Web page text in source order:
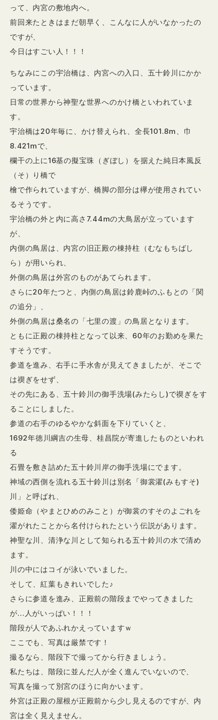
って、内宮の敷地内へ。
前回来たときはまだ朝早く、こんなに人がいなかったの
ですが、
今日はすごい人！！！
ちなみにこの宇治橋は、内宮への入口、五十鈴川にかか
っています。
日常の世界から神聖な世界へのかけ橋といわれていま
す。
宇治橋は20年毎に、かけ替えられ、全長101.8m、巾
8.421mで、
欄干の上に16基の擬宝珠（ぎぼし）を据えた純日本風反
（そ）り橋で
檜で作られていますが、橋脚の部分は欅が使用されてい
るそうです。
宇治橋の外と内に高さ7.44mの大鳥居が立っています
が、
内側の鳥居は、内宮の旧正殿の棟持柱（むなもちばし
ら）が用いられ、
外側の鳥居は外宮のものがあてられます。
さらに20年たつと、内側の鳥居は鈴鹿峠のふもとの「関
の追分」、
外側の鳥居は桑名の「七里の渡」の鳥居となります。
ともに正殿の棟持柱となって以来、60年のお勤めを果た
すそうです。
参道を進み、右手に手水舎が見えてきましたが、そこで
は禊ぎをせず、
その先にある、五十鈴川の御手洗場(みたらし)で禊ぎをす
ることにしました。
参道の右手のゆるやかな斜面を下りていくと、
1692年徳川綱吉の生母、桂昌院が寄進したものといわれ
る
石畳を敷き詰めた五十鈴川岸の御手洗場にでます。
神域の西側を流れる五十鈴川は別名「御裳濯(みもすそ)
川」と呼ばれ、
倭姫命（やまとひめのみこと）が御裳のすそのよごれを
濯がれたことから名付けられたという伝説があります。
神聖な川、清浄な川として知られる五十鈴川の水で清め
ます。
川の中にはコイが泳いでいました。
そして、紅葉もきれいでした♪
さらに参道を進み、正殿前の階段までやってきました
が…人がいっぱい！！！
階段が人であふれかえっていますｗ
ここでも、写真は厳禁です！
撮るなら、階段下で撮ってから行きましょう。
私たちは、階段に並んだ人が全く進んでいないので、
写真を撮って別宮のほうに向かいます。
外宮は正殿の屋根が正殿前から少し見えるのですが、内
宮は全く見えません。